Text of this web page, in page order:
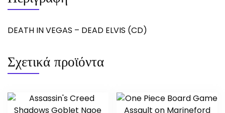
DEATH IN VEGAS – DEAD ELVIS (CD)
Σχετικά προϊόντα